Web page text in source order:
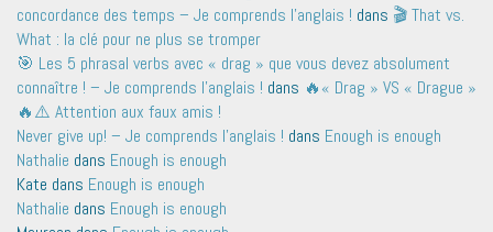
concordance des temps – Je comprends l'anglais ! dans 🎬 That vs.
What : la clé pour ne plus se tromper
🎯 Les 5 phrasal verbs avec « drag » que vous devez absolument
connaître ! – Je comprends l'anglais ! dans 🔥« Drag » VS « Drague »
🔥⚠️ Attention aux faux amis !
Never give up! – Je comprends l'anglais ! dans Enough is enough
Nathalie dans Enough is enough
Kate dans Enough is enough
Nathalie dans Enough is enough